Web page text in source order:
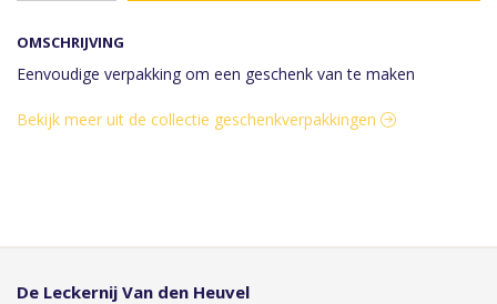
OMSCHRIJVING
Eenvoudige verpakking om een geschenk van te maken
Bekijk meer uit de collectie geschenkverpakkingen
De Leckernij Van den Heuvel